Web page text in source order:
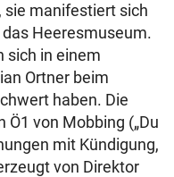
sie manifestiert sich
das Heeresmuseum.
sich in einem
Ortner beim
haben. Die
Ö1 von Mobbing („Du
mit Kündigung,
von Direktor